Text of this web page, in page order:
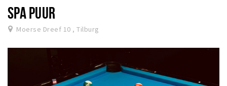
SPA PUUR
Moerse Dreef 10 , Tilburg